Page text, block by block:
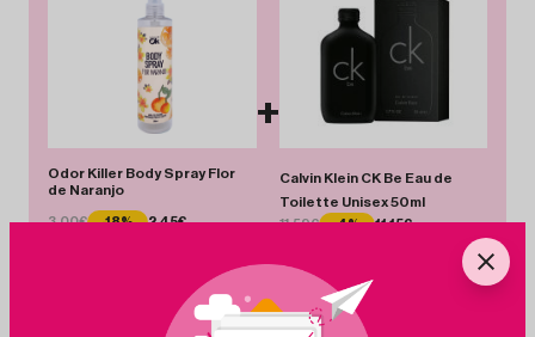
Odor Killer Body Spray Flor
de Naranjo
3.00€ -18% 2.45€
+
Calvin Klein CK Be Eau de
Toilette Unisex 50ml
11.59€ -4% 11.15€
Total 13.60 € Añadir Pack